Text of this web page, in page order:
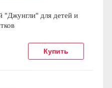
"Джунгли" для детей и